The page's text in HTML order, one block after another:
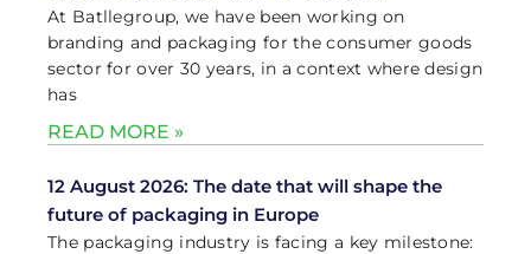
At Batllegroup, we have been working on
branding and packaging for the consumer goods
sector for over 30 years, in a context where design
has
READ MORE »
12 August 2026: The date that will shape the
future of packaging in Europe
The packaging industry is facing a key milestone: